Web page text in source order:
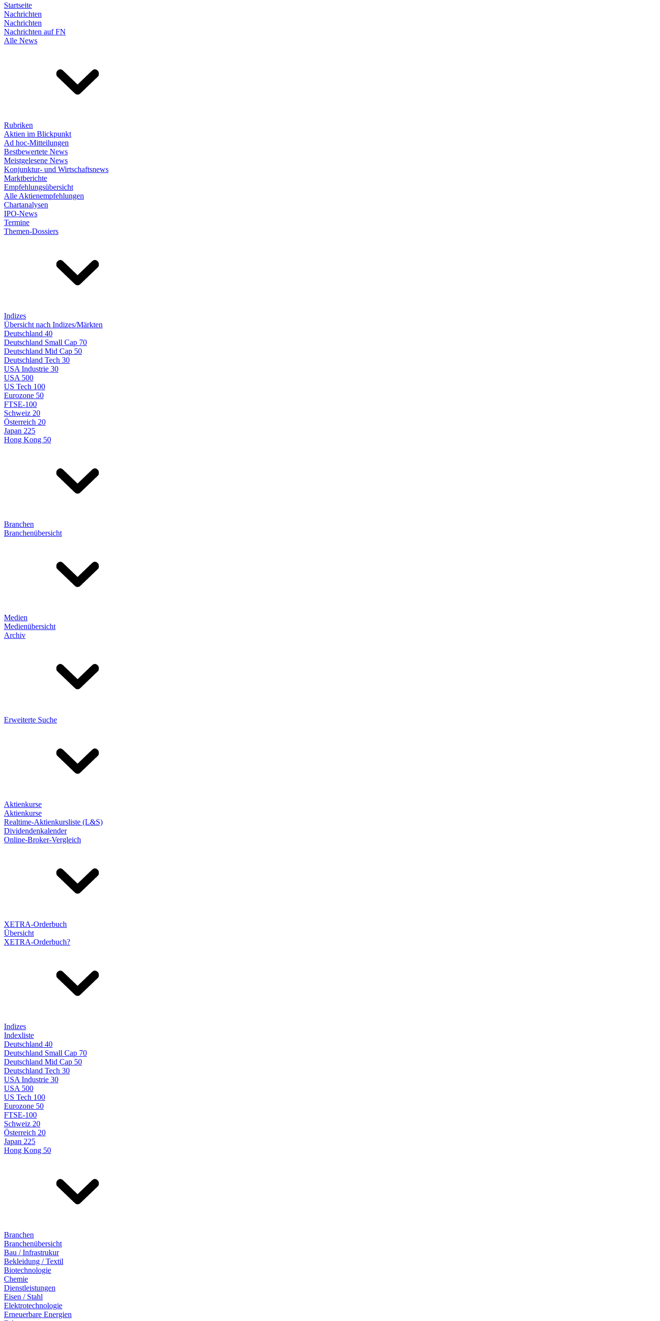
Startseite
Nachrichten
Nachrichten
Nachrichten auf FN
Alle News
Rubriken
Aktien im Blickpunkt
Ad hoc-Mitteilungen
Bestbewertete News
Meistgelesene News
Konjunktur- und Wirtschaftsnews
Marktberichte
Empfehlungsübersicht
Alle Aktienempfehlungen
Chartanalysen
IPO-News
Termine
Themen-Dossiers
Indizes
Übersicht nach Indizes/Märkten
Deutschland 40
Deutschland Small Cap 70
Deutschland Mid Cap 50
Deutschland Tech 30
USA Industrie 30
USA 500
US Tech 100
Eurozone 50
FTSE-100
Schweiz 20
Österreich 20
Japan 225
Hong Kong 50
Branchen
Branchenübersicht
Medien
Medienübersicht
Archiv
Erweiterte Suche
Aktienkurse
Aktienkurse
Realtime-Aktienkursliste (L&S)
Dividendenkalender
Online-Broker-Vergleich
XETRA-Orderbuch
Übersicht
XETRA-Orderbuch?
Indizes
Indexliste
Deutschland 40
Deutschland Small Cap 70
Deutschland Mid Cap 50
Deutschland Tech 30
USA Industrie 30
USA 500
US Tech 100
Eurozone 50
FTSE-100
Schweiz 20
Österreich 20
Japan 225
Hong Kong 50
Branchen
Branchenübersicht
Bau / Infrastrukur
Bekleidung / Textil
Biotechnologie
Chemie
Dienstleistungen
Eisen / Stahl
Elektrotechnologie
Erneuerbare Energien